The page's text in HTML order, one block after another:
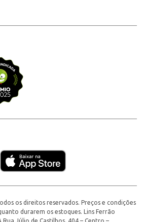
os direitos reservados. Preços e condições
durarem os estoques. Lins Ferrão